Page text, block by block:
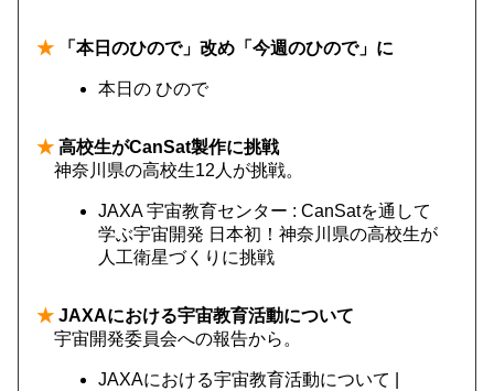
★ 「本日のひので」改め「今週のひので」に
本日の ひので
★ 高校生がCanSat製作に挑戦
神奈川県の高校生12人が挑戦。
JAXA 宇宙教育センター : CanSatを通して
学ぶ宇宙開発 日本初！神奈川県の高校生が
人工衛星づくりに挑戦
★ JAXAにおける宇宙教育活動について
宇宙開発委員会への報告から。
JAXAにおける宇宙教育活動について |